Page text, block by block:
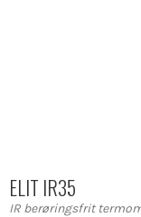
ELIT IR35
IR berøringsfrit